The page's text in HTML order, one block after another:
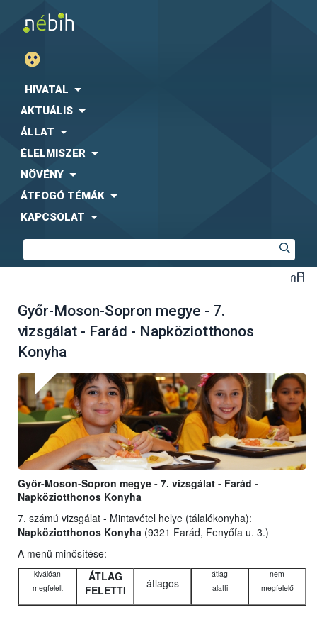
HIVATAL
AKTUÁLIS
ÁLLAT
ÉLELMISZER
NÖVÉNY
ÁTFOGÓ TÉMÁK
KAPCSOLAT
Győr-Moson-Sopron megye - 7.
vizsgálat - Farád - Napköziotthonos
Konyha
Győr-Moson-Sopron megye - 7. vizsgálat - Farád -
Napköziotthonos Konyha
7. számú vizsgálat - Mintavétel helye (tálalókonyha):
Napköziotthonos Konyha (9321 Farád, Fenyőfa u. 3.)
A menü minősítése:
kiválóan
megfelelt
ÁTLAG
FELETTI
átlagos
átlag
alatti
nem
megfelelő